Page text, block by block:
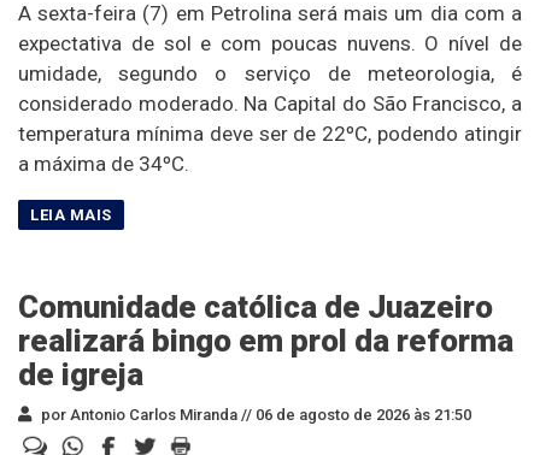
A sexta-feira (7) em Petrolina será mais um dia com a
expectativa de sol e com poucas nuvens. O nível de
umidade, segundo o serviço de meteorologia, é
considerado moderado. Na Capital do São Francisco, a
temperatura mínima deve ser de 22ºC, podendo atingir
a máxima de 34ºC.
Comunidade católica de Juazeiro
realizará bingo em prol da reforma
de igreja
por Antonio Carlos Miranda // 06 de agosto de 2026 às 21:50